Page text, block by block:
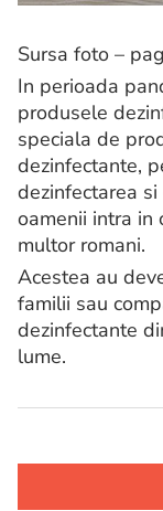
Sursa foto –
In perioada
produsele
speciala de
dezinfectante,
dezinfectarea
oamenii intra in
multor romani.
Acestea au
familii sau
dezinfectante
lume.